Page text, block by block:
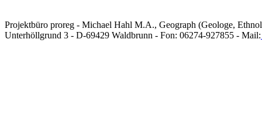
Projektbüro proreg - Michael Hahl M.A., Geograph (Geologe,
Unterhöllgrund 3 - D-69429 Waldbrunn - Fon: 06274-927855 - Mail: